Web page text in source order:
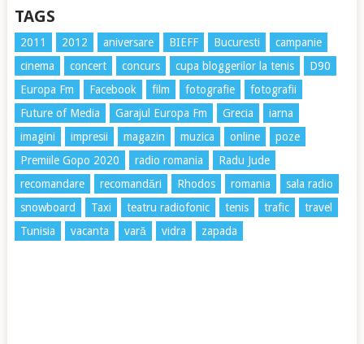
TAGS
2011 2012 aniversare BIEFF Bucuresti
campanie
cinema
concert concurs cupa bloggerilor la tenis
D90
Europa Fm
Facebook film fotografie
fotografii
Future of Media
Garajul Europa Fm Grecia
iarna
imagini
impresii magazin muzica online
poze
Premiile Gopo 2020
radio romania
Radu Jude
recomandare
recomandări Rhodos romania
sala radio
snowboard
Taxi teatru radiofonic tenis trafic
travel
Tunisia
vacanta vară vidra zapada